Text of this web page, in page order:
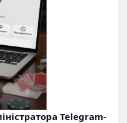
Telegram-